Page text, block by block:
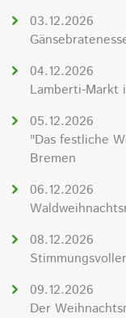
03.12.2026
04.12.2026
Lamberti-Markt
05.12.2026
"Das festliche
Bremen
06.12.2026
08.12.2026
09.12.2026
Der